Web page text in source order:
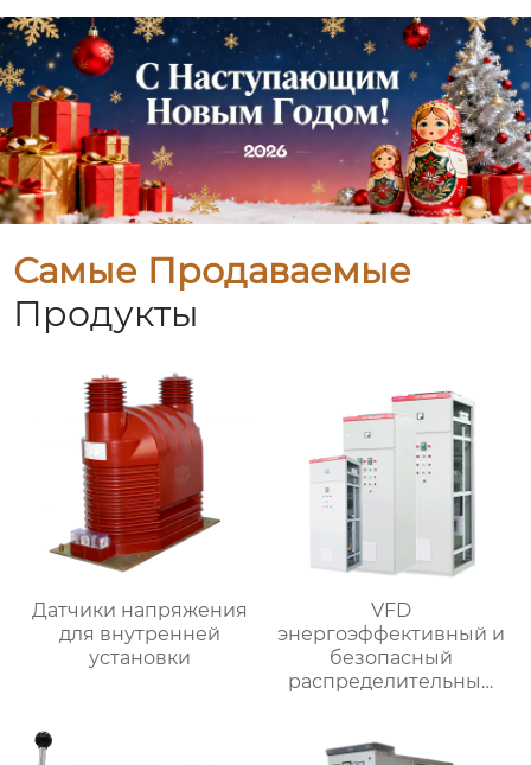
Самые Продаваемые
Продукты
Датчики напряжения
для внутренней
установки
VFD
энергоэффективный и
безопасный
распределительный